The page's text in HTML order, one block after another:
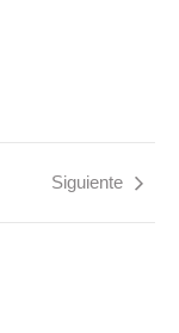
Siguiente